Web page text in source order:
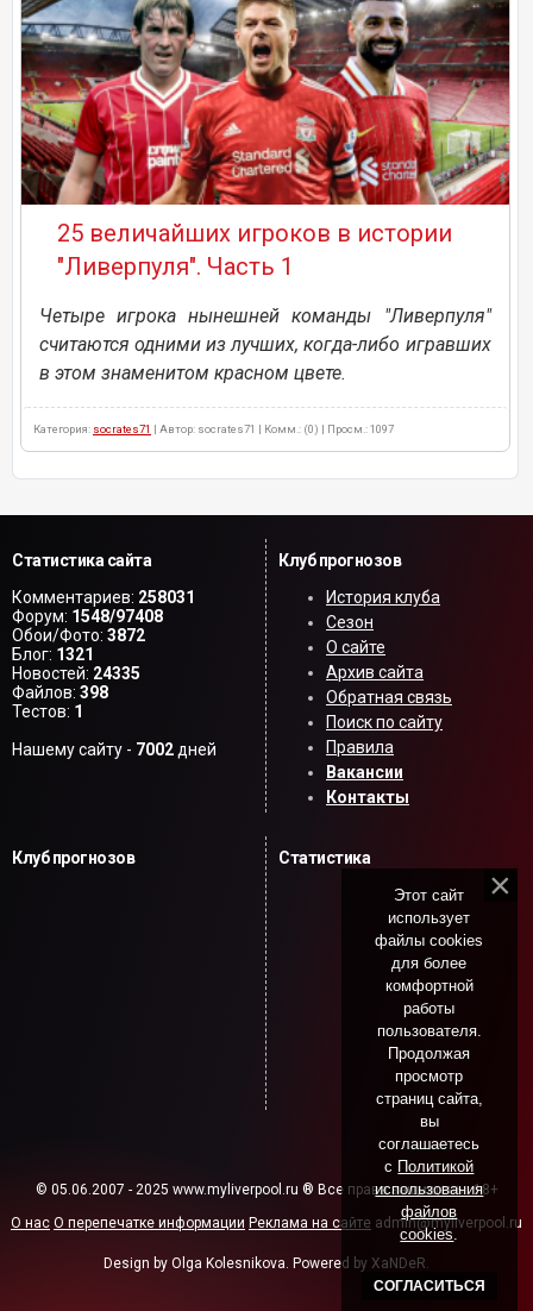
25 величайших игроков в истории
"Ливерпуля". Часть 1
Четыре игрока нынешней команды "Ливерпуля"
считаются одними из лучших, когда-либо игравших
в этом знаменитом красном цвете.
Категория: socrates71 | Автор: socrates71 | Комм.: (0) | Просм.: 1097
Статистика сайта
Комментариев: 258031
Форум: 1548/97408
Обои/Фото: 3872
Блог: 1321
Новостей: 24335
Файлов: 398
Тестов: 1
Нашему сайту - 7002 дней
Клуб прогнозов
История клуба
Сезон
О сайте
Архив сайта
Обратная связь
Поиск по сайту
Правила
Вакансии
Контакты
Клуб прогнозов Статистика
© 05.06.2007 - 2025 www.myliverpool.ru ® Все права защищены. 18+
О нас О перепечатке информации Реклама на сайте admin@myliverpool.ru
Design by Olga Kolesnikova. Powered by XaNDeR.
Этот сайт
использует
файлы cookies
для более
комфортной
работы
пользователя.
Продолжая
просмотр
страниц сайта,
вы
соглашаетесь
с Политикой
использования
файлов
cookies
СОГЛАСИТЬСЯ